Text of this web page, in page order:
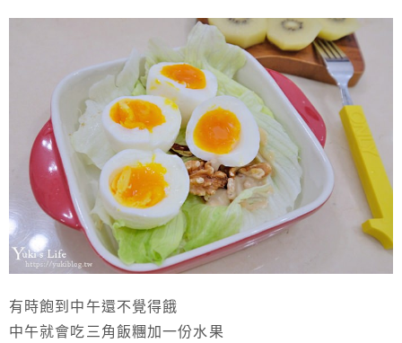
有時飽到中午還不覺得餓
中午就會吃三角飯糰加一份水果